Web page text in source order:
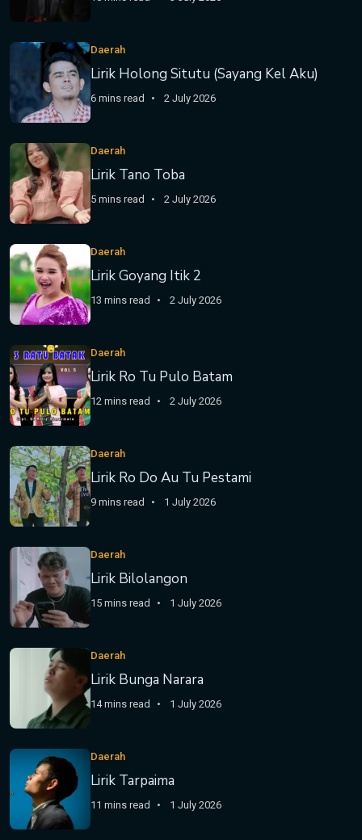
Daerah
Lirik Holong Situtu (Sayang Kel Aku)
6 mins read 2 July 2026
Daerah
Lirik Tano Toba
5 mins read 2 July 2026
Daerah
Lirik Goyang Itik 2
13 mins read 2 July 2026
Daerah
Lirik Ro Tu Pulo Batam
12 mins read 2 July 2026
Daerah
Lirik Ro Do Au Tu Pestami
9 mins read 1 July 2026
Daerah
Lirik Bilolangon
15 mins read 1 July 2026
Daerah
Lirik Bunga Narara
14 mins read 1 July 2026
Daerah
Lirik Tarpaima
11 mins read 1 July 2026